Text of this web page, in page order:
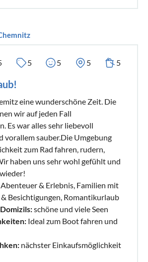
5 5 5 5
eine wunderschöne Zeit. Die
wir auf jeden Fall
Es war alles sehr liebevoll
vorallem sauber.Die Umgebung
zum Rad fahren, rudern,
haben uns sehr wohl gefühlt und
Abenteuer & Erlebnis, Familien mit
Besichtigungen, Romantikurlaub
schöne und viele Seen
Ideal zum Boot fahren und
nächster Einkaufsmöglichkeit